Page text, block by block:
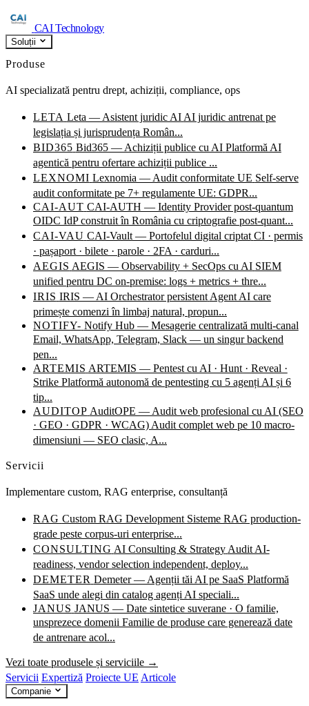
CAI Technology
Soluții
Produse
AI specializată pentru drept, achiziții, compliance, ops
LETA Leta — Asistent juridic AI AI juridic antrenat pe
legislația și jurisprudența Român...
BID365 Bid365 — Achiziții publice cu AI Platformă AI
agentică pentru ofertare achiziții publice ...
LEXNOMI Lexnomia — Audit conformitate UE Self-serve
audit conformitate pe 7+ regulamente UE: GDPR...
CAI-AUT CAI-AUTH — Identity Provider post-quantum
OIDC IdP construit în România cu criptografie post-quant...
CAI-VAU CAI-Vault — Portofelul digital criptat CI · permis
· pașaport · bilete · parole · 2FA · carduri...
AEGIS AEGIS — Observability + SecOps cu AI SIEM
unified pentru DC on-premise: logs + metrics + thre...
IRIS IRIS — AI Orchestrator persistent Agent AI care
primește comenzi în limbaj natural, propun...
NOTIFY- Notify Hub — Mesagerie centralizată multi-canal
Email, WhatsApp, Telegram, Slack — un singur backend
pen...
ARTEMIS ARTEMIS — Pentest cu AI · Hunt · Reveal ·
Strike Platformă autonomă de pentesting cu 5 agenți AI și 6
tip...
AUDITOP AuditOPE — Audit web profesional cu AI (SEO
· GEO · GDPR · WCAG) Audit complet web pe 10 macro-
dimensiuni — SEO clasic, A...
Servicii
Implementare custom, RAG enterprise, consultanță
RAG Custom RAG Development Sisteme RAG production-
grade peste corpus-uri enterprise...
CONSULTING AI Consulting & Strategy Audit AI-
readiness, vendor selection independent, deploy...
DEMETER Demeter — Agenții tăi AI pe SaaS Platformă
SaaS unde alegi din catalog agenți AI speciali...
JANUS JANUS — Date sintetice suverane · O familie,
unsprezece domenii Familie de produse care generează date
de antrenare acol...
Vezi toate produsele și serviciile →
Servicii Expertiză Proiecte UE Articole
Companie